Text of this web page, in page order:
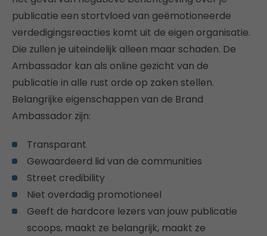
publicatie een stortvloed van geëmotioneerde
verdedigingsreacties komt uit de eigen organisatie.
Die zullen je uiteindelijk alleen maar schaden. De
Ambassador kan als online gezicht van de
publicatie in alle rust orde op zaken stellen.
Belangrijke eigenschappen van de Brand
Ambassador zijn:
Transparant
Gewaardeerd lid van de communities
Street credibility
Niet overdadig promotioneel
Geeft de hardcore lezers van jouw publicatie
scoops, maakt ze belangrijk, maakt ze